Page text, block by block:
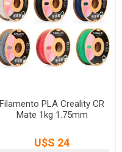
Filamento PLA Creality CR
Mate 1kg 1.75mm
U$S 24